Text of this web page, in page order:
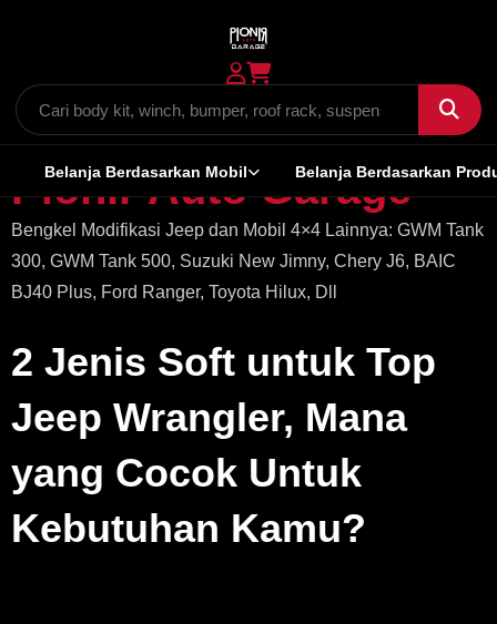
Pionir Auto Garage
Bengkel Modifikasi Jeep dan Mobil 4×4 Lainnya: GWM Tank
300, GWM Tank 500, Suzuki New Jimny, Chery J6, BAIC
BJ40 Plus, Ford Ranger, Toyota Hilux, Dll
2 Jenis Soft untuk Top
Jeep Wrangler, Mana
yang Cocok Untuk
Kebutuhan Kamu?
Belanja Berdasarkan Mobil Belanja Berdasarkan